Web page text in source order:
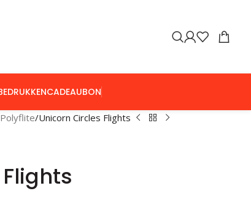
CADEAUBON
Unicorn Circles Flights